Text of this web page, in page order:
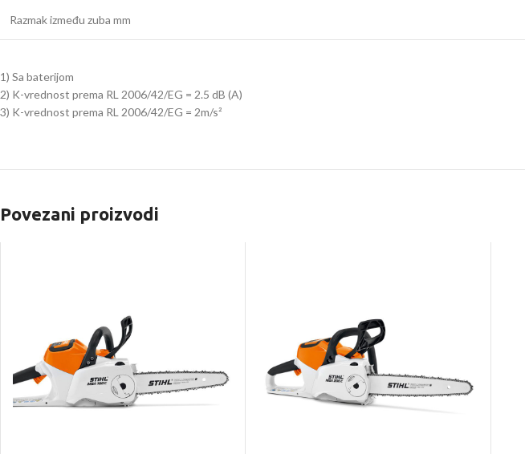
Razmak između zuba mm
1) Sa baterijom
2) K-vrednost prema RL 2006/42/EG = 2.5 dB (A)
3) K-vrednost prema RL 2006/42/EG = 2m/s²
Povezani proizvodi